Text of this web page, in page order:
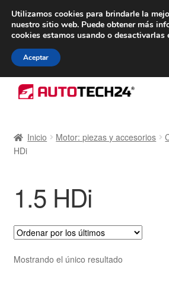
ENTREGA desde
De lunes a viernes de 9
navegación
al
Caja registradora
Inicio Motor: piezas y accesorios
HDi
1.5 HDi
Mostrando el único resultado
Utilizamos cookies para brindarle la
nuestro sitio web. Puede obtener más
cookies estamos usando o desactivarlas
Aceptar